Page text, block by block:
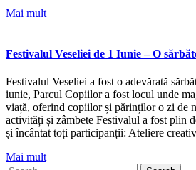
Mai mult
Festivalul Veseliei de 1 Iunie – O
Festivalul Veseliei a fost o adevărată
iunie, Parcul Copiilor a fost locul unde
viață, oferind copiilor și părinților o zi de
activități și zâmbete Festivalul a fost plin
și încântat toți participanții: Ateliere
Mai mult